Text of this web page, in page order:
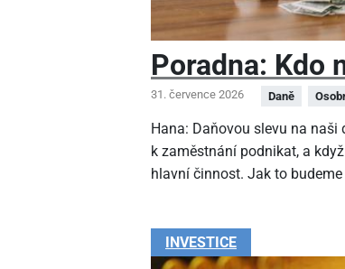
Poradna: Kdo
31. července 2026 Daně
Hana: Daňovou slevu na
k zaměstnání podnikat, a
hlavní činnost. Jak to
INVESTICE